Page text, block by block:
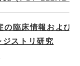
の臨床情報および
ストリ研究